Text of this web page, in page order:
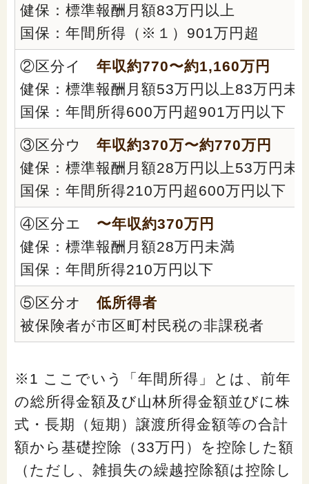
健保：標準報酬月額83万円以上
国保：年間所得（※１）901万円超
②区分イ年収約770〜約1,160万円
健保：標準報酬月額53万円以上83万円未
国保：年間所得600万円超901万円以下
③区分ウ年収約370万〜約770万円
健保：標準報酬月額28万円以上53万円未
国保：年間所得210万円超600万円以下
④区分エ 〜年収約370万円
健保：標準報酬月額28万円未満
国保：年間所得210万円以下
⑤区分オ低所得者
被保険者が市区町村民税の非課税者
※1 ここでいう「年間所得」とは、前年
の総所得金額及び山林所得金額並びに株
式・長期（短期）譲渡所得金額等の合計
額から基礎控除（33万円）を控除した額
（ただし、雑損失の繰越控除額は控除し